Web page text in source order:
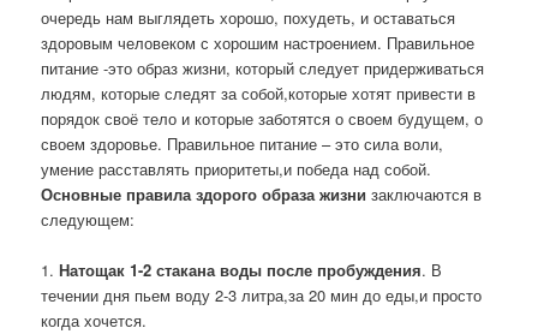
очередь нам выглядеть хорошо, похудеть, и оставаться
здоровым человеком с хорошим настроением. Правильное
питание -это образ жизни, который следует придерживаться
людям, которые следят за собой,которые хотят привести в
порядок своё тело и которые заботятся о своем будущем, о
своем здоровье. Правильное питание – это сила воли,
умение расставлять приоритеты,и победа над собой.
Основные правила здорого образа жизни заключаются в
следующем:
1.Натощак 1-2 стакана воды после пробуждения. В
течении дня пьем воду 2-3 литра,за 20 мин до еды,и просто
когда хочется.